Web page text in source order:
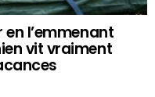
l’emmenant
vit vraiment